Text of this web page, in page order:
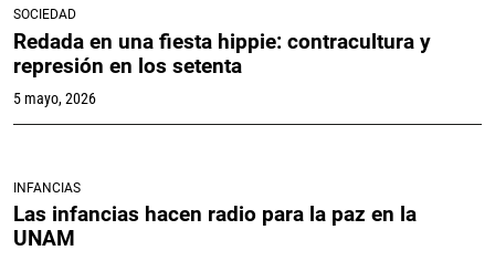
SOCIEDAD
Redada en una fiesta hippie: contracultura y
represión en los setenta
5 mayo, 2026
INFANCIAS
Las infancias hacen radio para la paz en la
UNAM